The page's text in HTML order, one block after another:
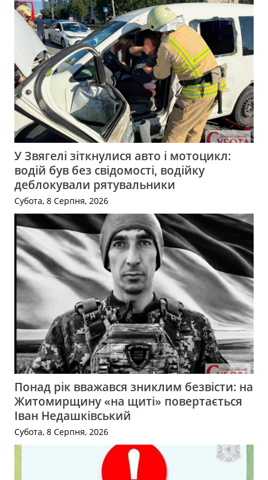
У Звягелі зіткнулися авто і мотоцикл:
водій був без свідомості, водійку
деблокували рятувальники
Субота, 8 Серпня, 2026
Понад рік вважався зниклим безвісти: на
Житомирщину «на щиті» повертається
Іван Недашківський
Субота, 8 Серпня, 2026